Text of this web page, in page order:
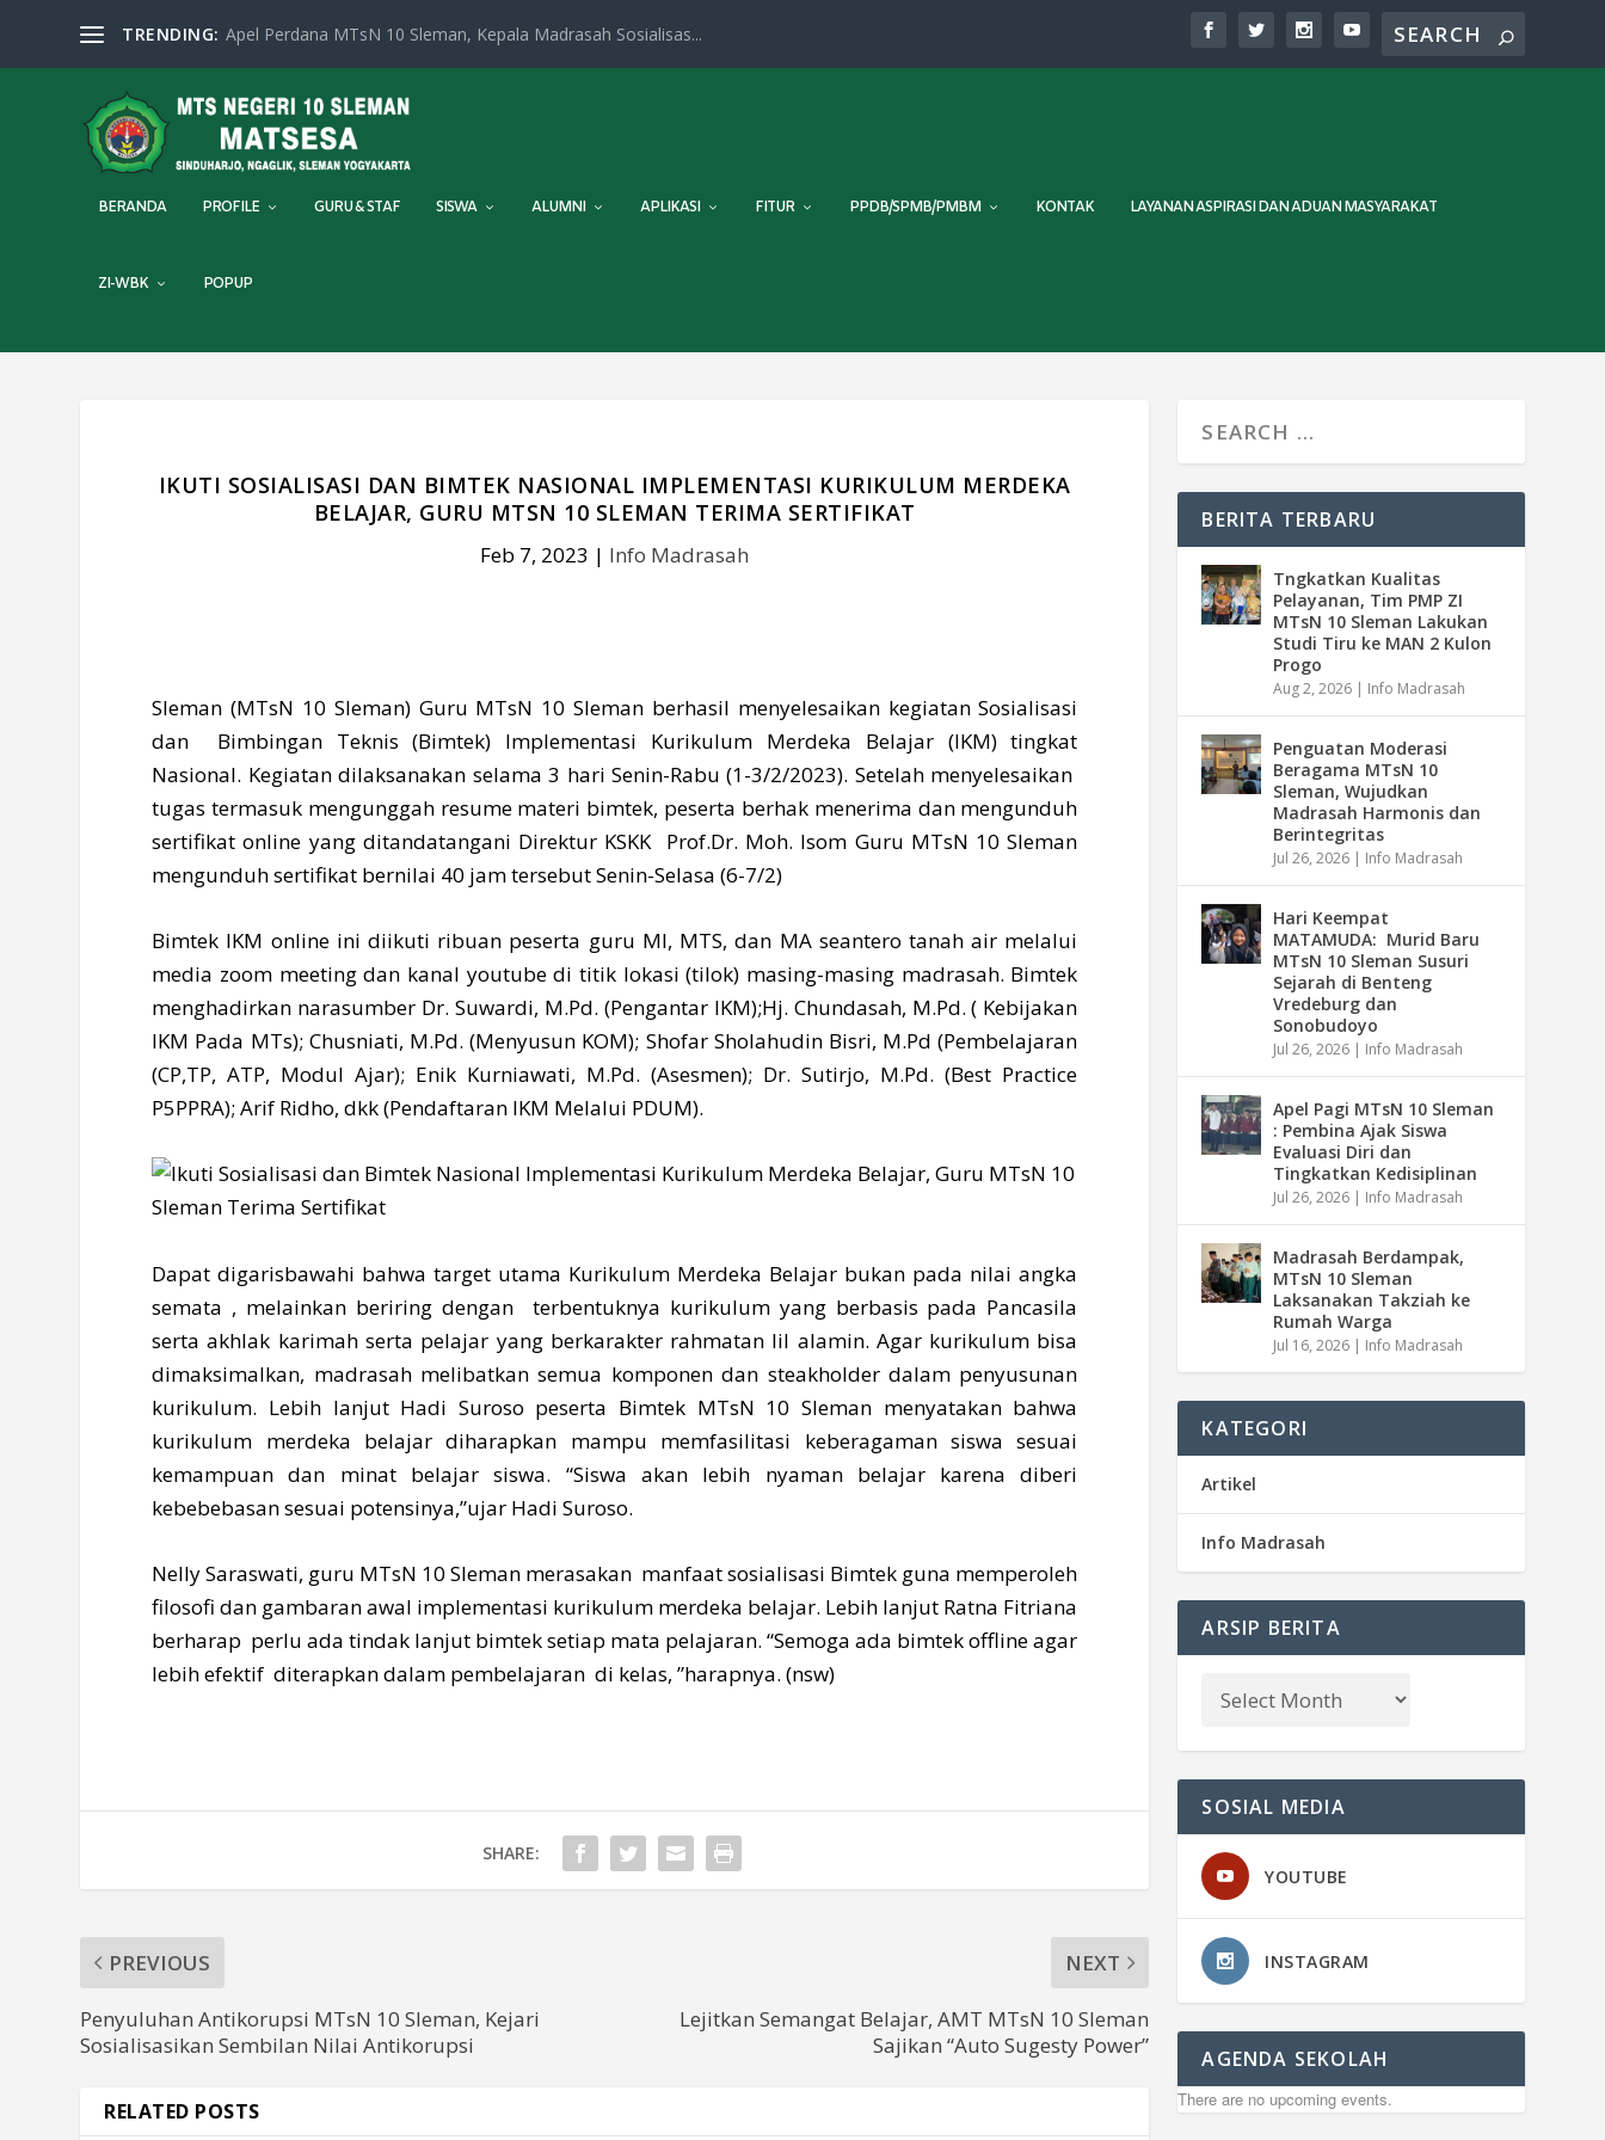
TRENDING: Apel Perdana MTsN 10 Sleman, Kepala Madrasah Sosialisas...
BERANDA PROFILE GURU & STAF SISWA ALUMNI APLIKASI FITUR PPDB/SPMB/PMBM KONTAK LAYANAN ASPIRASI DAN ADUAN MASYARAKAT
ZI-WBK POPUP
IKUTI SOSIALISASI DAN BIMTEK NASIONAL IMPLEMENTASI KURIKULUM MERDEKA
BELAJAR, GURU MTSN 10 SLEMAN TERIMA SERTIFIKAT
Feb 7, 2023 | Info Madrasah
Sleman (MTsN 10 Sleman) Guru MTsN 10 Sleman berhasil menyelesaikan kegiatan Sosialisasi
dan Bimbingan Teknis (Bimtek) Implementasi Kurikulum Merdeka Belajar (IKM) tingkat
Nasional. Kegiatan dilaksanakan selama 3 hari Senin-Rabu (1-3/2/2023). Setelah menyelesaikan
tugas termasuk mengunggah resume materi bimtek, peserta berhak menerima dan mengunduh
sertifikat online yang ditandatangani Direktur KSKK Prof.Dr. Moh. Isom Guru MTsN 10 Sleman
mengunduh sertifikat bernilai 40 jam tersebut Senin-Selasa (6-7/2)
Bimtek IKM online ini diikuti ribuan peserta guru MI, MTS, dan MA seantero tanah air melalui
media zoom meeting dan kanal youtube di titik lokasi (tilok) masing-masing madrasah. Bimtek
menghadirkan narasumber Dr. Suwardi, M.Pd. (Pengantar IKM);Hj. Chundasah, M.Pd. ( Kebijakan
IKM Pada MTs); Chusniati, M.Pd. (Menyusun KOM); Shofar Sholahudin Bisri, M.Pd (Pembelajaran
(CP,TP, ATP, Modul Ajar); Enik Kurniawati, M.Pd. (Asesmen); Dr. Sutirjo, M.Pd. (Best Practice
P5PPRA); Arif Ridho, dkk (Pendaftaran IKM Melalui PDUM).
Dapat digarisbawahi bahwa target utama Kurikulum Merdeka Belajar bukan pada nilai angka
semata , melainkan beriring dengan terbentuknya kurikulum yang berbasis pada Pancasila
serta akhlak karimah serta pelajar yang berkarakter rahmatan lil alamin. Agar kurikulum bisa
dimaksimalkan, madrasah melibatkan semua komponen dan steakholder dalam penyusunan
kurikulum. Lebih lanjut Hadi Suroso peserta Bimtek MTsN 10 Sleman menyatakan bahwa
kurikulum merdeka belajar diharapkan mampu memfasilitasi keberagaman siswa sesuai
kemampuan dan minat belajar siswa. “Siswa akan lebih nyaman belajar karena diberi
kebebebasan sesuai potensinya,”ujar Hadi Suroso.
Nelly Saraswati, guru MTsN 10 Sleman merasakan manfaat sosialisasi Bimtek guna memperoleh
filosofi dan gambaran awal implementasi kurikulum merdeka belajar. Lebih lanjut Ratna Fitriana
berharap perlu ada tindak lanjut bimtek setiap mata pelajaran. “Semoga ada bimtek offline agar
lebih efektif diterapkan dalam pembelajaran di kelas, ”harapnya. (nsw)
SHARE:
PREVIOUS
Penyuluhan Antikorupsi MTsN 10 Sleman, Kejari
Sosialisasikan Sembilan Nilai Antikorupsi
NEXT
Lejitkan Semangat Belajar, AMT MTsN 10 Sleman
Sajikan “Auto Sugesty Power”
RELATED POSTS
BERITA TERBARU
Tngkatkan Kualitas
Pelayanan, Tim PMP ZI
MTsN 10 Sleman Lakukan
Studi Tiru ke MAN 2 Kulon
Progo
Aug 2, 2026 | Info Madrasah
Penguatan Moderasi
Beragama MTsN 10
Sleman, Wujudkan
Madrasah Harmonis dan
Berintegritas
Jul 26, 2026 | Info Madrasah
Hari Keempat
MATAMUDA: Murid Baru
MTsN 10 Sleman Susuri
Sejarah di Benteng
Vredeburg dan
Sonobudoyo
Jul 26, 2026 | Info Madrasah
Apel Pagi MTsN 10 Sleman
: Pembina Ajak Siswa
Evaluasi Diri dan
Tingkatkan Kedisiplinan
Jul 26, 2026 | Info Madrasah
Madrasah Berdampak,
MTsN 10 Sleman
Laksanakan Takziah ke
Rumah Warga
Jul 16, 2026 | Info Madrasah
KATEGORI
Artikel
Info Madrasah
ARSIP BERITA
SOSIAL MEDIA
YOUTUBE
INSTAGRAM
AGENDA SEKOLAH
There are no upcoming events.